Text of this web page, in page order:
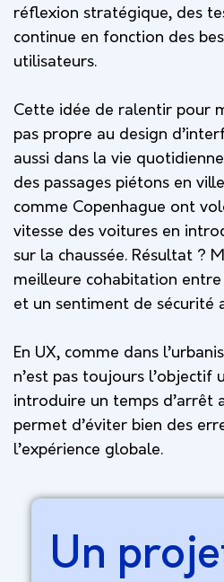
réflexion stratégique, des
continue en fonction des
utilisateurs.
Cette idée de ralentir pour
pas propre au design
aussi dans la vie
des passages piétons en
comme Copenhague ont
vitesse des voitures en
sur la chaussée. Résultat ?
meilleure cohabitation
et un sentiment de sécurité
En UX, comme dans
n’est pas toujours l’objectif
introduire un temps d’arrêt
permet d’éviter bien des
l’expérience globale.
Un